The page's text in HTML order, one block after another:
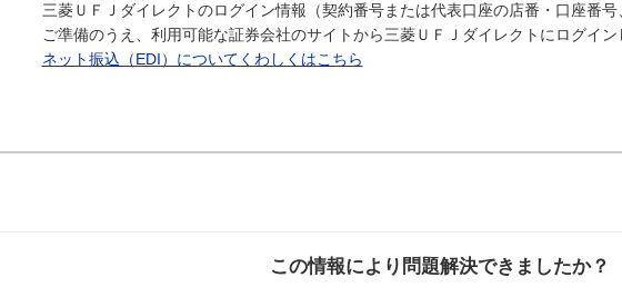
三菱ＵＦＪダイレクトのログイン情報（契約番号または代表口座の店番・口座番
ご準備のうえ、利用可能な証券会社のサイトから三菱ＵＦＪダイレクトにログイン
ネット振込（EDI）についてくわしくはこちら
この情報により問題解決できましたか？